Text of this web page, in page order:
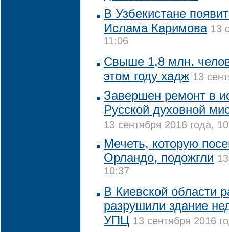
В Узбекистане
Ислама Каримова 13
11:06
Свыше 1,8 млн.
этом году хадж 13
Завершен ремонт в
Русской духовной
13 сентября 2016 года,
Мечеть, которую
Орландо, подожгли
10:37
В Киевской области
разрушили здание
УПЦ 13 сентября 2016